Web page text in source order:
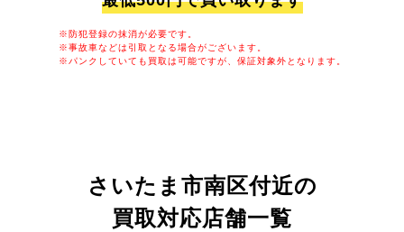
※防犯登録の抹消が必要です。
※事故車などは引取となる場合がございます。
※パンクしていても買取は可能ですが、保証対象外となります。
さいたま市南区付近の
買取対応店舗一覧